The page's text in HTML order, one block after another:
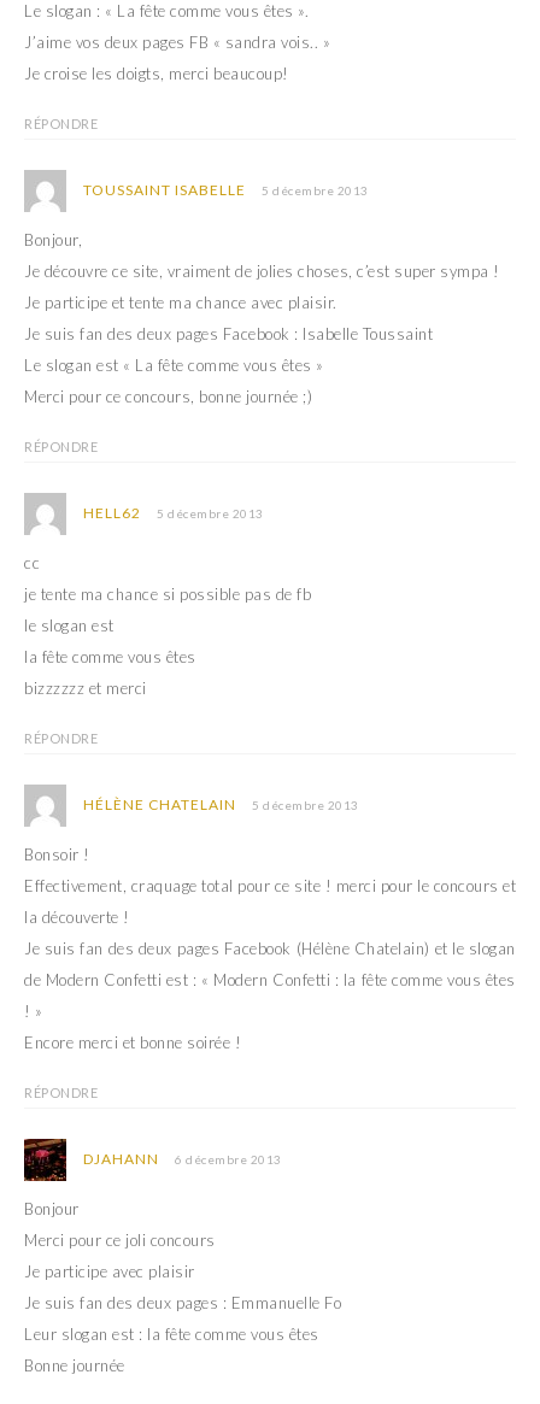
Le slogan : « La fête comme vous êtes ».
J’aime vos deux pages FB « sandra vois.. »
Je croise les doigts, merci beaucoup!
RÉPONDRE
TOUSSAINT ISABELLE 5 décembre 2013
Bonjour,
Je découvre ce site, vraiment de jolies choses, c’est super sympa !
Je participe et tente ma chance avec plaisir.
Je suis fan des deux pages Facebook : Isabelle Toussaint
Le slogan est « La fête comme vous êtes »
Merci pour ce concours, bonne journée ;)
RÉPONDRE
HELL62 5 décembre 2013
cc
je tente ma chance si possible pas de fb
le slogan est
la fête comme vous êtes
bizzzzzz et merci
RÉPONDRE
HÉLÈNE CHATELAIN 5 décembre 2013
Bonsoir !
Effectivement, craquage total pour ce site ! merci pour le concours et
la découverte !
Je suis fan des deux pages Facebook (Hélène Chatelain) et le slogan
de Modern Confetti est : « Modern Confetti : la fête comme vous êtes
! »
Encore merci et bonne soirée !
RÉPONDRE
DJAHANN 6 décembre 2013
Bonjour
Merci pour ce joli concours
Je participe avec plaisir
Je suis fan des deux pages : Emmanuelle Fo
Leur slogan est : la fête comme vous êtes
Bonne journée